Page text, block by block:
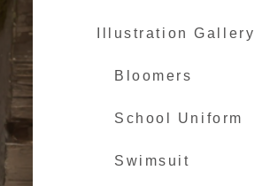
Illustration Gallery
Bloomers
School Uniform
Swimsuit